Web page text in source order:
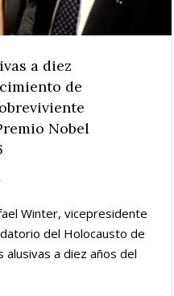
a diez
de
Nobel
Winter, vicepresidente
del Holocausto de
alusivas a diez años del